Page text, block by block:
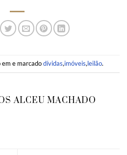
e marcadodívidas,imóveis,leilão.
ALCEU MACHADO